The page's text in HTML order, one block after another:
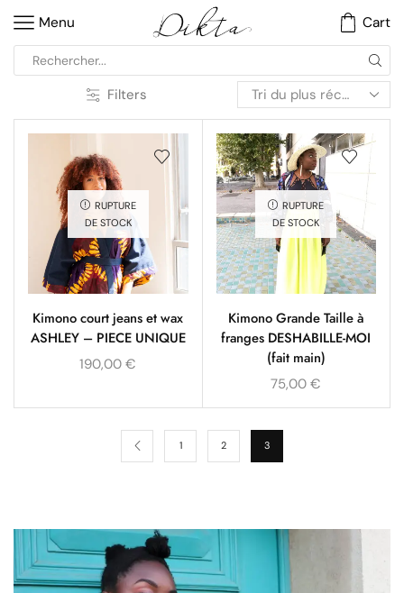
Menu Cart
Filters
RUPTURE
DE STOCK
Kimono court jeans et wax
ASHLEY – PIECE UNIQUE
190,00€
RUPTURE
DE STOCK
Kimono Grande Taille à
franges DESHABILLE-MOI
(fait main)
75,00€
1 2 3